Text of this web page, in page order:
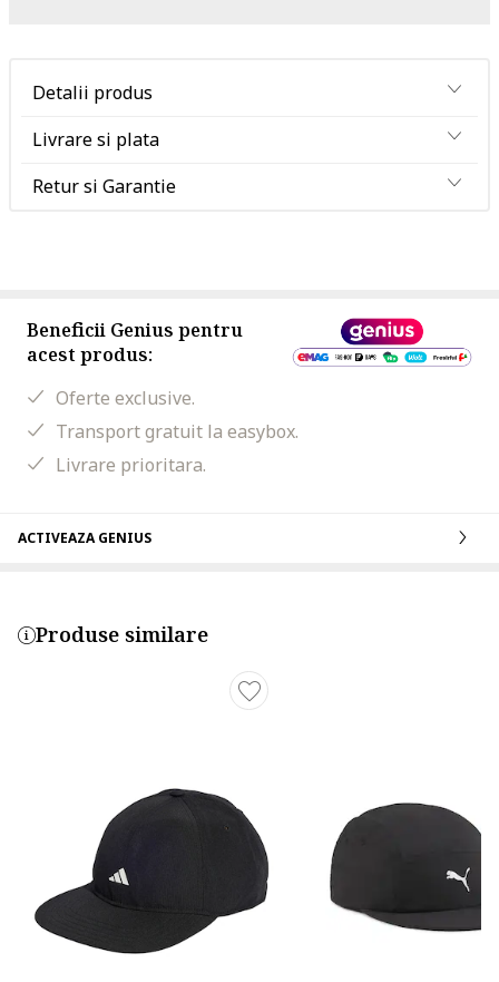
Detalii produs
Livrare si plata
Retur si Garantie
Beneficii Genius pentru
acest produs:
Oferte exclusive.
Transport gratuit la easybox.
Livrare prioritara.
ACTIVEAZA GENIUS
Produse similare